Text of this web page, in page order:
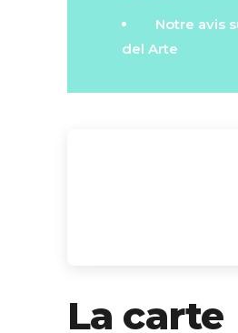
Notre avis
del Arte
La carte